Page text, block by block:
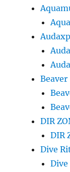
Beaver
DIR
DIR
Dive
Dive